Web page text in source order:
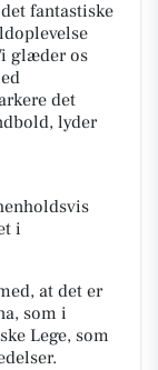
fantastiske
glæder os
det
lyder
i
at det er
som i
Lege, som